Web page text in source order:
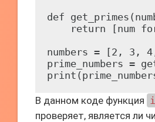
def
return [num
numbers = [2,
prime_numbers =
В данном коде функция
проверяет, является ли